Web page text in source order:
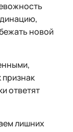
новой
признак
ответят
лишних